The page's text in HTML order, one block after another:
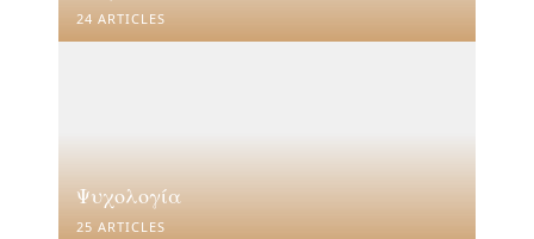
24 ARTICLES
Ψυχολογία
25 ARTICLES